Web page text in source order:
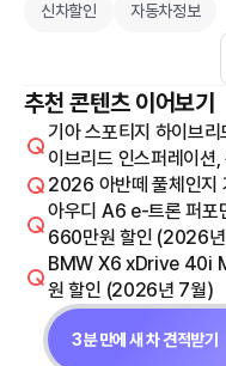
신차할인 자동차정보
추천 콘텐츠 이어보기
기아 스포티지 하이브
이브리드 인스퍼레이션
2026 아반떼 풀체인지
아우디 A6 e-트론 퍼포
660만원 할인 (2026
BMW X6 xDrive 40i
원 할인 (2026년 7월)
3분 만에 새 차 견적받기